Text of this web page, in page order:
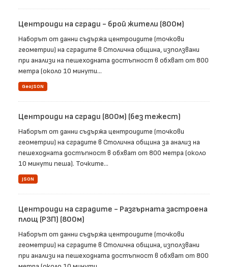
Центроиди на сгради - брой жители (800м)
Наборът от данни съдържа центроидите (точкови
геометрии) на сградите в Столична община, използвани
при анализи на пешеходната достъпност в обхват от 800
метра (около 10 минути...
GeoJSON
Центроиди на сгради (800м) (без тежест)
Наборът от данни съдържа центроидите (точкови
геометрии) на сградите в Столична община за анализ на
пешеходната достъпност в обхват от 800 метра (около
10 минути пеша). Точките...
JSON
Центроиди на сградите - Разгърната застроена
площ (РЗП) (800м)
Наборът от данни съдържа центроидите (точкови
геометрии) на сградите в Столична община, използвани
при анализи на пешеходната достъпност в обхват от 800